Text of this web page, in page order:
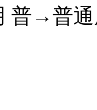
普→普